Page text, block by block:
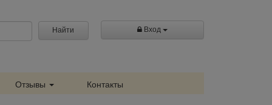
Найти Вход
Отзывы Контакты